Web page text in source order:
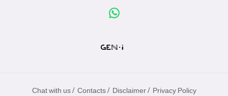
Chat with us / Contacts / Disclaimer / Privacy Policy